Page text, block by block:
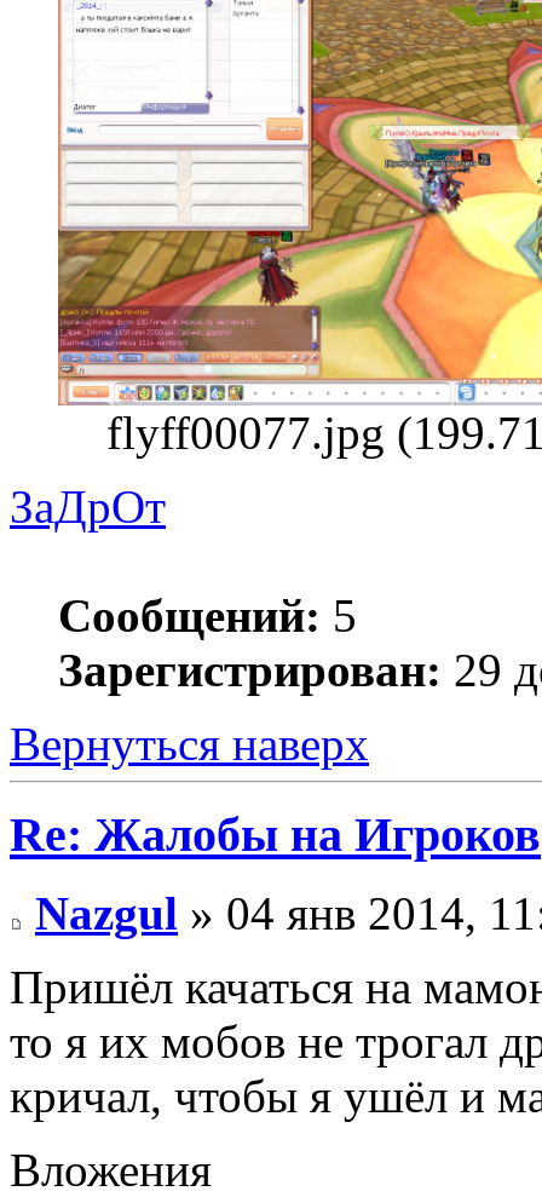
flyff00077.jpg
ЗаДрОт
Сообщений: 5
Зарегистрирован: 29
Вернуться наверх
Re: Жалобы на Игроков
Nazgul » 04 янв 2014,
Пришёл качаться на
то я их мобов не трогал
кричал, чтобы я ушёл и
Вложения